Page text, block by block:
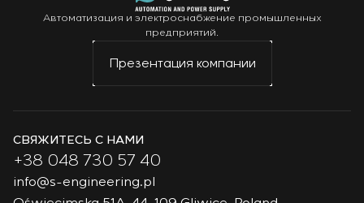
Автоматизация и электроснабжение промышленных
предприятий.
Презентация компании
СВЯЖИТЕСЬ С НАМИ
+38 048 730 57 40
info@s-engineering.pl